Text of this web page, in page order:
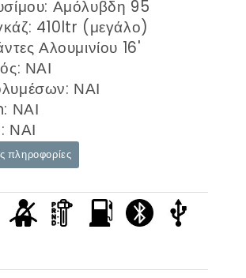
Αμόλυβδη 95
410ltr (μεγάλο)
Αλουμινίου 16'
ΝΑΙ
ΝΑΙ
ΝΑΙ
ΝΑΙ
πληροφορίες